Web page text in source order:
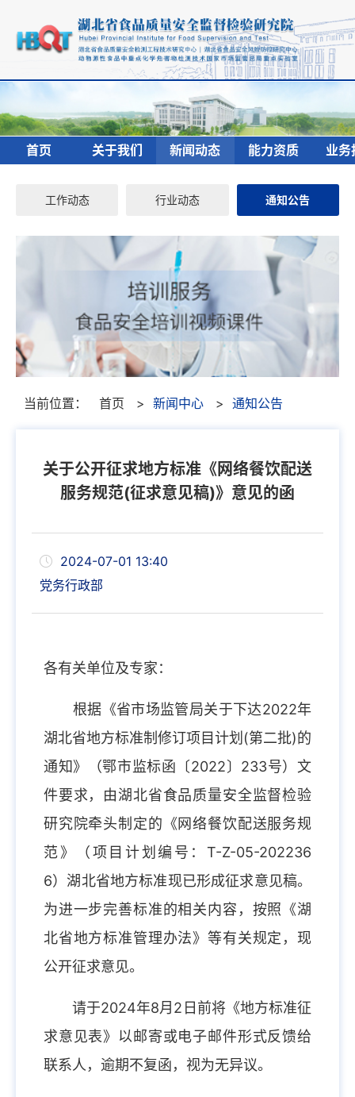
首页 关于我们 新闻动态 能力资质 业务
工作动态 行业动态 通知公告
当前位置： 首页 > 新闻中心 > 通知公告
关于公开征求地方标准《网络餐饮配送
服务规范(征求意见稿)》意见的函
2024-07-01 13:40
党务行政部
各有关单位及专家：
根据《省市场监管局关于下达2022年
湖北省地方标准制修订项目计划(第二批)的
通知》（鄂市监标函〔2022〕233号）文
件要求，由湖北省食品质量安全监督检验
研究院牵头制定的《网络餐饮配送服务规
范》（项目计划编号：T-Z-05-202236
6）湖北省地方标准现已形成征求意见稿。
为进一步完善标准的相关内容，按照《湖
北省地方标准管理办法》等有关规定，现
公开征求意见。
请于2024年8月2日前将《地方标准征
求意见表》以邮寄或电子邮件形式反馈给
联系人，逾期不复函，视为无异议。